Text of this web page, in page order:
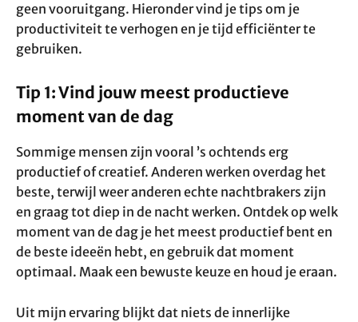
geen vooruitgang. Hieronder vind je tips om je
productiviteit te verhogen en je tijd efficiënter te
gebruiken.
Tip 1: Vind jouw meest productieve
moment van de dag
Sommige mensen zijn vooral ’s ochtends erg
productief of creatief. Anderen werken overdag het
beste, terwijl weer anderen echte nachtbrakers zijn
en graag tot diep in de nacht werken. Ontdek op welk
moment van de dag je het meest productief bent en
de beste ideeën hebt, en gebruik dat moment
optimaal. Maak een bewuste keuze en houd je eraan.
Uit mijn ervaring blijkt dat niets de innerlijke